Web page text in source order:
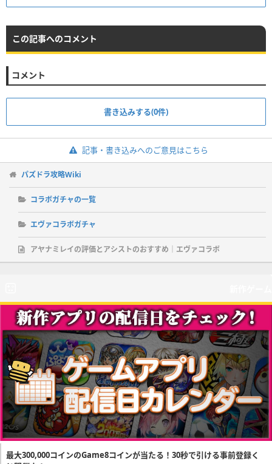
この記事へのコメント
コメント
書き込みする(0件)
記事・書き込みへのご意見はこちら
パズドラ攻略Wiki
コラボガチャの一覧
エヴァコラボガチャ
アヤナミレイの評価とアシストのおすすめ｜エヴァコラボ
最大300,000コインのGame8コインが当たる！30秒で引ける事前登録く